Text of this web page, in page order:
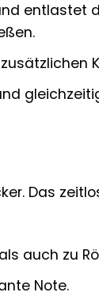
entlastet
Das
auch zu
Note.